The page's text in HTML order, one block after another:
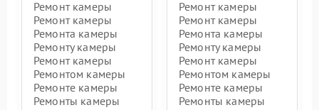
Ремонт камеры
Ремонт камеры
Ремонта камеры
Ремонту камеры
Ремонт камеры
Ремонтом камеры
Ремонте камеры
Ремонты камеры
Ремонт камеры
Ремонт камеры
Ремонта камеры
Ремонту камеры
Ремонт камеры
Ремонтом камеры
Ремонте камеры
Ремонты камеры